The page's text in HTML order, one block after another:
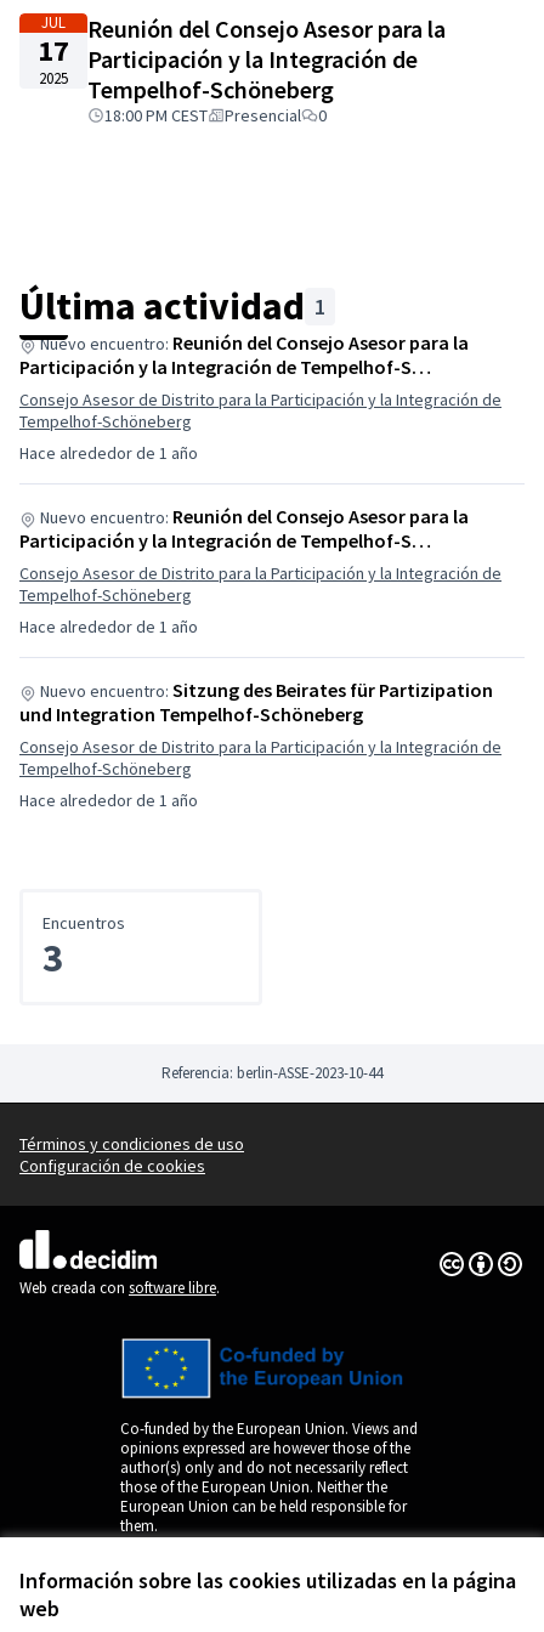
Información sobre las cookies utilizadas en la página
web
migración.
Los representantes con un historial de migración
forman la mayoría.
La ciudadanía alemana no es un requisito para
participar.
representadas en el Consejo Asesor.
Hasta ahora, se han identificado estas áreas focales
para el trabajo futuro:participación, accesibilidad
digitalización.
JUL
17
2025
Reunión del Consejo Asesor para la
Participación y la Integración de
Tempelhof-Schöneberg
18:00 PM CEST Presencial 0
Última actividad 1
Hace alrededor de 1 año
Nuevo encuentro: Reunión del Consejo Asesor para la
Participación y la Integración de Tempelhof-S…
Consejo Asesor de Distrito para la Participación y la Integración de
Tempelhof-Schöneberg
Hace alrededor de 1 año
Nuevo encuentro: Reunión del Consejo Asesor para la
Participación y la Integración de Tempelhof-S…
Consejo Asesor de Distrito para la Participación y la Integración de
Tempelhof-Schöneberg
Hace alrededor de 1 año
Nuevo encuentro: Sitzung des Beirates für Partizipation
und Integration Tempelhof-Schöneberg
Consejo Asesor de Distrito para la Participación y la Integración de
Tempelhof-Schöneberg
Encuentros
3
Referencia: berlin-ASSE-2023-10-44
Términos y condiciones de uso
Configuración de cookies
(Enlace externo)
Web creada con software libre.
Con
(Enlace
Co-funded by the European Union. Views and
opinions expressed are however those of the
author(s) only and do not necessarily reflect
those of the European Union. Neither the
European Union can be held responsible for
them.